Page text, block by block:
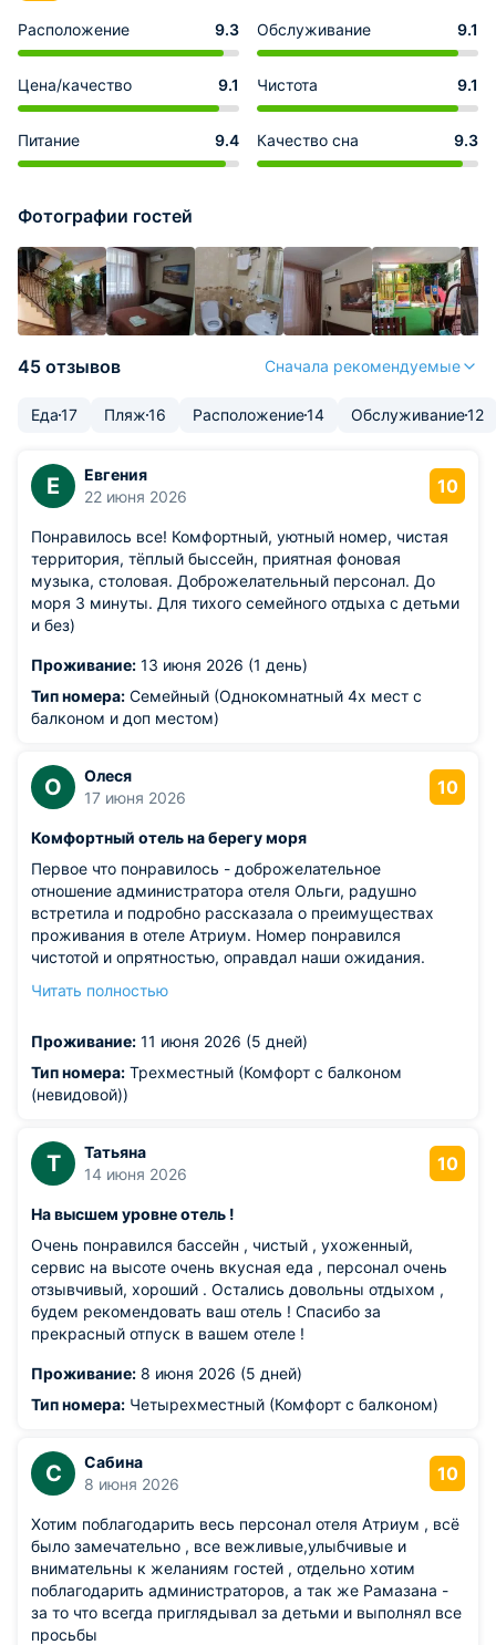
Расположение 9.3 Обслуживание 9.1
Цена/качество 9.1 Чистота 9.1
Питание 9.4 Качество сна 9.3
Фотографии гостей
45 отзывов Сначала рекомендуемые
Еда17 Пляж16 Расположение14 Обслуживание12
Е
Евгения
22 июня 2026
10
Понравилось все! Комфортный, уютный номер, чистая
территория, тёплый быссейн, приятная фоновая
музыка, столовая. Доброжелательный персонал. До
моря 3 минуты. Для тихого семейного отдыха с детьми
и без)
Проживание: 13 июня 2026 (1 день)
Тип номера: Семейный (Однокомнатный 4х мест с
балконом и доп местом)
О
Олеся
17 июня 2026
10
Комфортный отель на берегу моря
Первое что понравилось - доброжелательное
отношение администратора отеля Ольги, радушно
встретила и подробно рассказала о преимуществах
проживания в отеле Атриум. Номер понравился
чистотой и опрятностью, оправдал наши ожидания.
отдельный бассейн с подогревом и шведский стол,
очень ценно при планировании отдыха на море.
Выражаем благодарность администрации отеля
Атриум, особенно Ольге за гостеприимство. Надеюсь
друзьям.
Из недостатков: нет минусов
Читать полностью
Проживание: 11 июня 2026 (5 дней)
Тип номера: Трехместный (Комфорт с балконом
(невидовой))
Т
Татьяна
14 июня 2026
10
На высшем уровне отель !
Очень понравился бассейн , чистый , ухоженный,
сервис на высоте очень вкусная еда , персонал очень
отзывчивый, хороший . Остались довольны отдыхом ,
будем рекомендовать ваш отель ! Спасибо за
прекрасный отпуск в вашем отеле !
Проживание: 8 июня 2026 (5 дней)
Тип номера: Четырехместный (Комфорт с балконом)
С
Сабина
8 июня 2026
10
Хотим поблагодарить весь персонал отеля Атриум , всё
было замечательно , все вежливые,улыбчивые и
внимательны к желаниям гостей , отдельно хотим
поблагодарить администраторов, а так же Рамазана -
за то что всегда приглядывал за детьми и выполнял все
просьбы